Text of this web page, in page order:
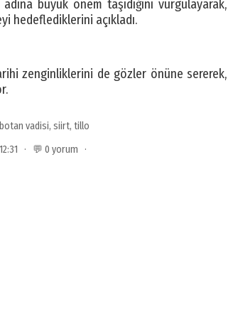
büyük önem taşıdığını vurgulayarak,
hedeflediklerini açıkladı.
zenginliklerini de gözler önüne sererek,
botan vadisi, siirt, tillo
· 💬 0 yorum ·